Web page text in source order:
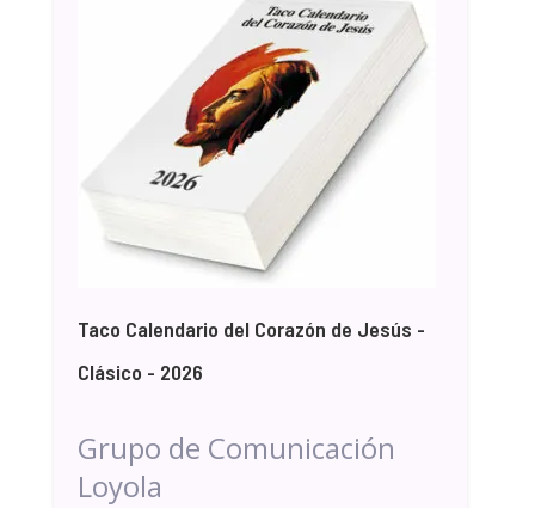
Taco Calendario del Corazón de Jesús -
Clásico - 2026
Grupo de Comunicación
Loyola